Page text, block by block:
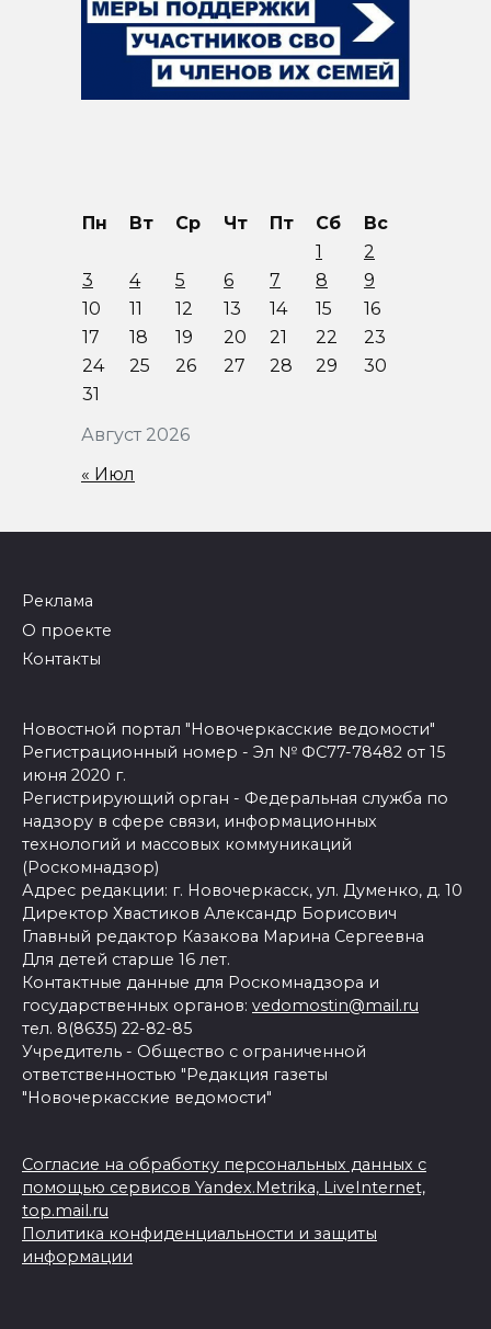
Август 2026
Пн Вт Ср Чт Пт Сб
Вс
1
2
3
4 5 6 7 8
9
10
11 12 13 14 15
16
17
18 19 20 21 22
23
24
25 26 27 28 29
30
31
« Июл
Реклама
О проекте
Контакты
Новостной портал "Новочеркасские ведомости"
Регистрационный номер - Эл № ФС77-78482 от 15
июня 2020 г.
Регистрирующий орган - Федеральная служба по
надзору в сфере связи, информационных
технологий и массовых коммуникаций
(Роскомнадзор)
Адрес редакции: г. Новочеркасск, ул. Думенко, д. 10
Директор Хвастиков Александр Борисович
Главный редактор Казакова Марина Сергеевна
Для детей старше 16 лет.
Контактные данные для Роскомнадзора и
государственных органов: vedomostin@mail.ru
тел. 8(8635) 22-82-85
Учредитель - Общество с ограниченной
ответственностью "Редакция газеты
"Новочеркасские ведомости"
Согласие на обработку персональных данных с
помощью сервисов Yandex.Metrika, LiveInternet,
top.mail.ru
Политика конфиденциальности и защиты
информации